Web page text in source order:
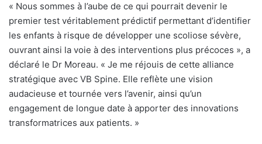
« Nous sommes à l’aube de ce qui pourrait devenir le
premier test véritablement prédictif permettant d’identifier
les enfants à risque de développer une scoliose sévère,
ouvrant ainsi la voie à des interventions plus précoces », a
déclaré le Dr Moreau. « Je me réjouis de cette alliance
stratégique avec VB Spine. Elle reflète une vision
audacieuse et tournée vers l’avenir, ainsi qu’un
engagement de longue date à apporter des innovations
transformatrices aux patients. »